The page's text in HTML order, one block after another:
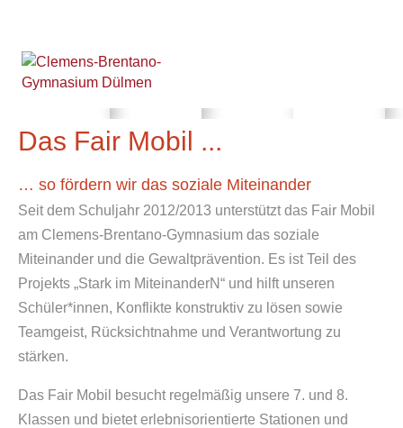
Das Fair Mobil ...
… so fördern wir das soziale Miteinander
Seit dem Schuljahr 2012/2013 unterstützt das Fair Mobil
am Clemens-Brentano-Gymnasium das soziale
Miteinander und die Gewaltprävention. Es ist Teil des
Projekts „Stark im MiteinanderN“ und hilft unseren
Schüler*innen, Konflikte konstruktiv zu lösen sowie
Teamgeist, Rücksichtnahme und Verantwortung zu
stärken.
Das Fair Mobil besucht regelmäßig unsere 7. und 8.
Klassen und bietet erlebnisorientierte Stationen und